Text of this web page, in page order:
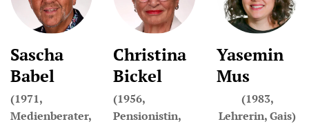
Sascha
Babel
(1971,
Medienberater,
Christina
Bickel
(1956,
Pensionistin,
Yasemin
Mus
(1983,
Lehrerin, Gais)